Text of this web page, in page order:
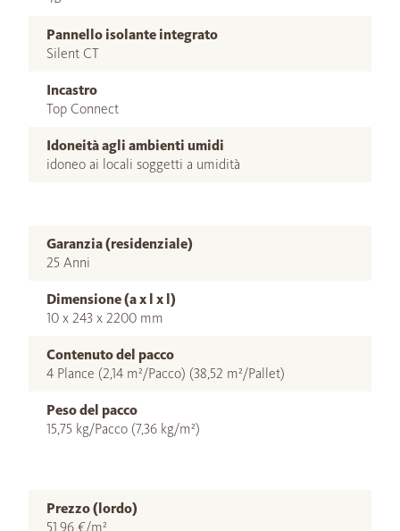
Pannello isolante integrato
Silent CT
Incastro
Top Connect
Idoneità agli ambienti umidi
idoneo ai locali soggetti a umidità
Garanzia (residenziale)
25 Anni
Dimensione (a x l x l)
10 x 243 x 2200 mm
Contenuto del pacco
4 Plance (2,14 m²/Pacco) (38,52 m²/Pallet)
Peso del pacco
15,75 kg/Pacco (7,36 kg/m²)
Prezzo (lordo)
51,96 €/m²